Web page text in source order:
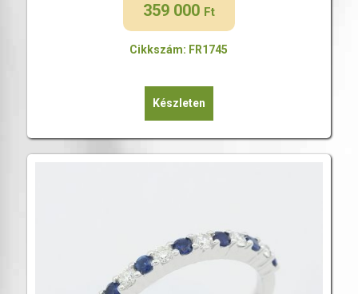
359 000 Ft
Cikkszám: FR1745
Készleten